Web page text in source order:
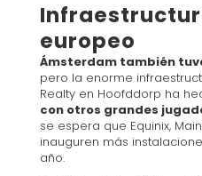
europeo
Ámsterdam también
pero la enorme
Realty en Hoofddorp ha
con otros grandes
se espera que Equinix,
inauguren más
año.